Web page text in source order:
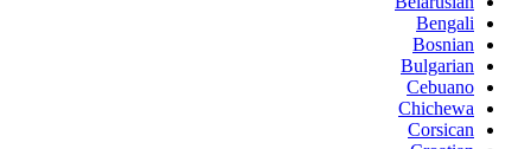
Bengali
Bosnian
Bulgarian
Cebuano
Chichewa
Corsican